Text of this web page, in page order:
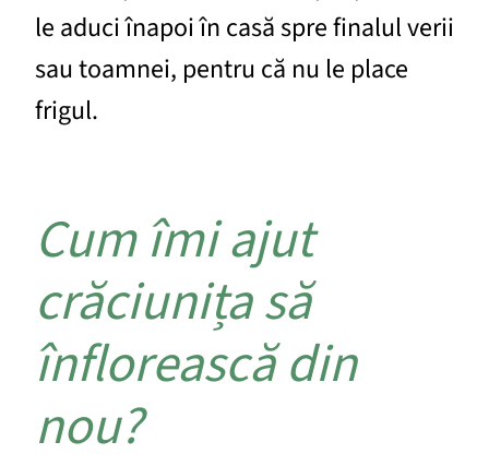
le aduci înapoi în casă spre finalul verii
sau toamnei, pentru că nu le place
frigul.
Cum îmi ajut
crăciunița să
înflorească din
nou?